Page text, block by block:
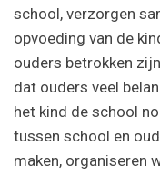
school, verzorgen
opvoeding van de
ouders betrokken
dat ouders veel
het kind de school
tussen school en
maken, organiseren